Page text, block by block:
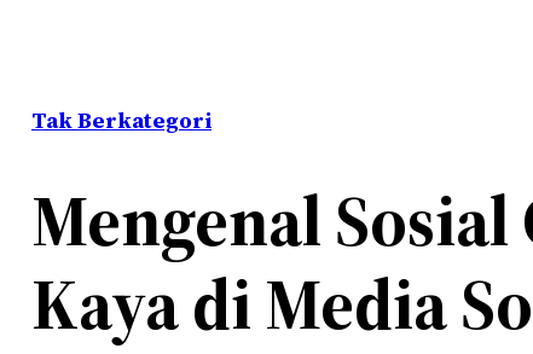
Tak Berkategori
Mengenal
Kaya di Media